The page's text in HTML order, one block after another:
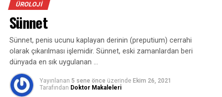
tuz oranı yani sodyum, potasyum, kalsiyum, fosfor,
magnezyum , ürik asit , albümin, total protein düzeyleri
görülmelidir.
4-Enfeksiyon derecesi açısından kanda hemogram, CRP,
sedimentasyon, ateş yüksek olduğu dönemde kan
kültürü de bakılması durumun ciddi takibini gerektiren
durumlarda tedaviye yanıt açısından önemlidir.
ÜROLOJI
Sünnet
Sünnet, penis ucunu kaplayan derinin (preputium) cerrahi
olarak çıkarılması işlemidir. Sünnet, eski zamanlardan beri
dünyada en sık uygulanan …
Yayınlanan 5 sene önce üzerinde Ekim 26, 2021
Tarafından Doktor Makaleleri